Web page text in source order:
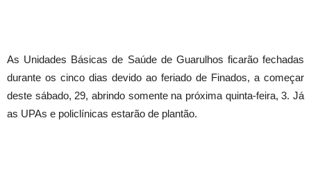
As Unidades Básicas de Saúde de Guarulhos ficarão fechadas
durante os cinco dias devido ao feriado de Finados, a começar
deste sábado, 29, abrindo somente na próxima quinta-feira, 3. Já
as UPAs e policlínicas estarão de plantão.